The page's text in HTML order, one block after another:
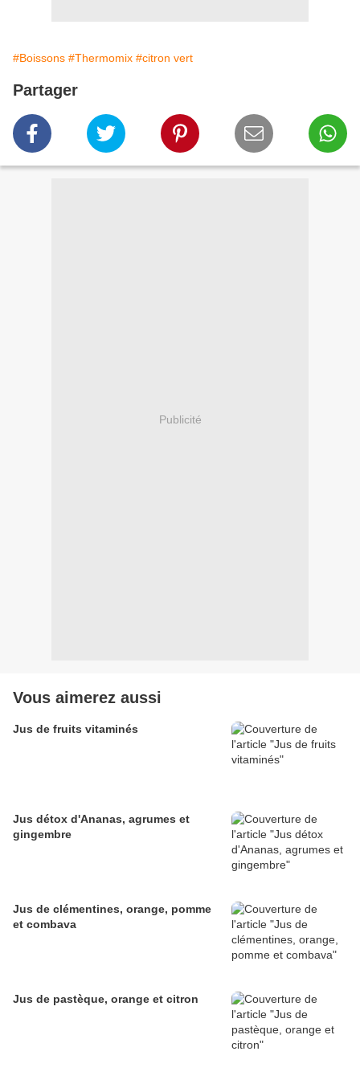
#Boissons #Thermomix #citron vert
Partager
Publicité
Vous aimerez aussi
Jus de fruits vitaminés
Jus détox d'Ananas, agrumes et
gingembre
Jus de clémentines, orange, pomme
et combava
Jus de pastèque, orange et citron